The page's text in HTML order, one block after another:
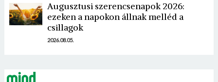
Augusztusi szerencsenapok 2026:
ezeken a napokon állnak melléd a
csillagok
2026.08.05.
Jelszó